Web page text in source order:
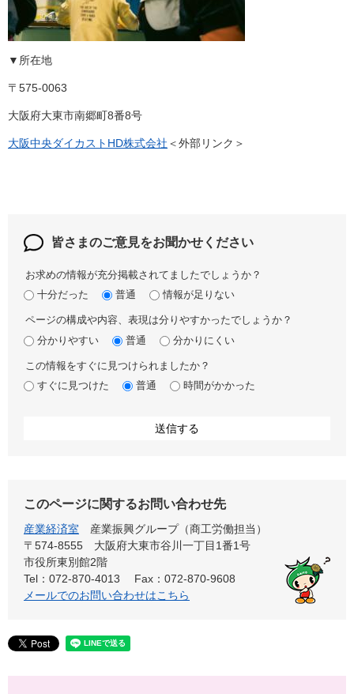
▼所在地
〒575-0063
大阪府大東市南郷町8番8号
大阪中央ダイカストHD株式会社 ＜外部リンク＞
皆さまのご意見をお聞かせください
お求めの情報が充分掲載されてましたでしょうか？
十分だった
普通 情報が足りない
ページの構成や内容、表現は分りやすかったでしょうか？
分かりやすい
普通 分かりにくい
この情報をすぐに見つけられましたか？
すぐに見つけた
普通 時間がかかった
このページに関するお問い合わせ先
産業経済室
産業振興グループ（商工労働担当）
〒574-8555 大阪府大東市谷川一丁目1番1号
市役所東別館2階
Tel：072-870-4013
Fax：072-870-9608
メールでのお問い合わせはこちら